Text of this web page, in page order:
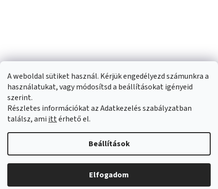
A weboldal sütiket használ. Kérjük engedélyezd számunkra a
használatukat, vagy módosítsd a beállításokat igényeid
szerint.
Részletes információkat az Adatkezelés szabályzatban
találsz, ami ittérhető el.
Beállítások
Elfogadom
Shoptet készítette
Sportfit.hu. Minden jog fenntartva.